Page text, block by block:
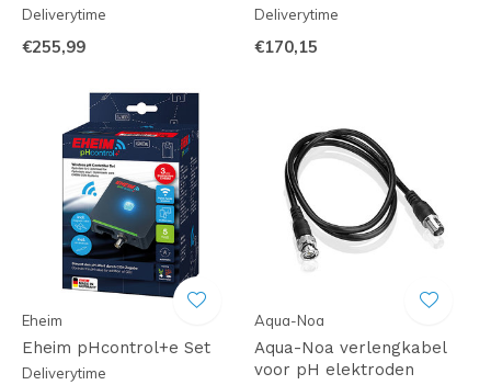
Deliverytime
€255,99
Deliverytime
€170,15
Eheim
Eheim pHcontrol+e Set
Deliverytime
Aqua-Noa
Aqua-Noa verlengkabel
voor pH elektroden